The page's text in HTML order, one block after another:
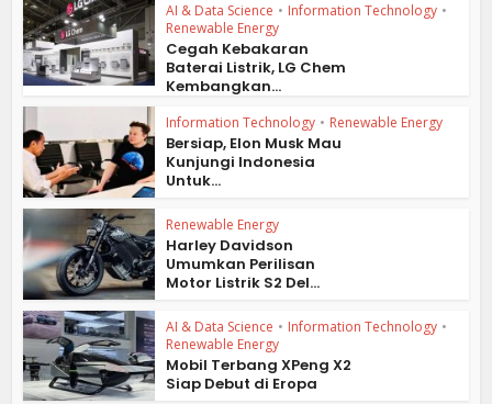
AI & Data Science • Information Technology •
Renewable Energy
Cegah Kebakaran
Baterai Listrik, LG Chem
Kembangkan...
Information Technology • Renewable Energy
Bersiap, Elon Musk Mau
Kunjungi Indonesia
Untuk...
Renewable Energy
Harley Davidson
Umumkan Perilisan
Motor Listrik S2 Del...
AI & Data Science • Information Technology •
Renewable Energy
Mobil Terbang XPeng X2
Siap Debut di Eropa